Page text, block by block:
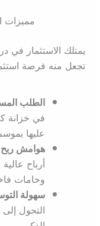
مميزات
يمتلك الاستثمار في
تجعل منه فرصة
الطلب
في خزانة
عليها
هوامش
أرباح
وخامات
سهولة
التحول